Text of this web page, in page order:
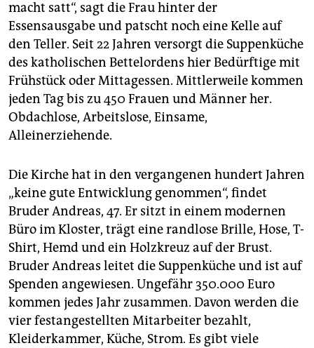
macht satt“, sagt die Frau hinter der
Essensausgabe und patscht noch eine Kelle auf
den Teller. Seit 22 Jahren versorgt die Suppenküche
des katholischen Bettelordens hier Bedürftige mit
Frühstück oder Mittagessen. Mittlerweile kommen
jeden Tag bis zu 450 Frauen und Männer her.
Obdachlose, Arbeitslose, Einsame,
Alleinerziehende.
Die Kirche hat in den vergangenen hundert Jahren
„keine gute Entwicklung genommen“, findet
Bruder Andreas, 47. Er sitzt in einem modernen
Büro im Kloster, trägt eine randlose Brille, Hose, T-
Shirt, Hemd und ein Holzkreuz auf der Brust.
Bruder Andreas leitet die Suppenküche und ist auf
Spenden angewiesen. Ungefähr 350.000 Euro
kommen jedes Jahr zusammen. Davon werden die
vier festangestellten Mitarbeiter bezahlt,
Kleiderkammer, Küche, Strom. Es gibt viele